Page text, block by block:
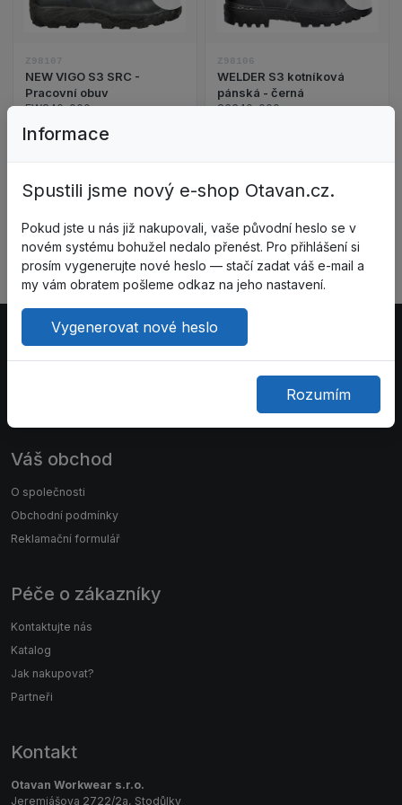
Z98107
NEW VIGO S3 SRC -
Pracovní obuv
FW240-000
Skladem
Z98106
WELDER S3 kotníková
pánská - černá
26640-000
Váš obchod
O společnosti
Obchodní podmínky
Reklamační formulář
Péče o zákazníky
Kontaktujte nás
Katalog
Jak nakupovat?
Partneři
Kontakt
Otavan Workwear s.r.o.
Jeremiášova 2722/2a, Stodůlky
Informace
Spustili jsme nový e-shop Otavan.cz.
Pokud jste u nás již nakupovali, vaše původní heslo se v
novém systému bohužel nedalo přenést. Pro přihlášení si
prosím vygenerujte nové heslo — stačí zadat váš e-mail a
my vám obratem pošleme odkaz na jeho nastavení.
Vygenerovat nové heslo
Rozumím